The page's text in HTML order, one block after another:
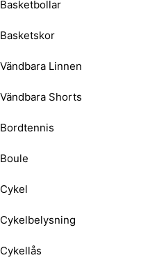
Basketbollar
Basketskor
Vändbara Linnen
Vändbara Shorts
Bordtennis
Boule
Cykel
Cykelbelysning
Cykellås